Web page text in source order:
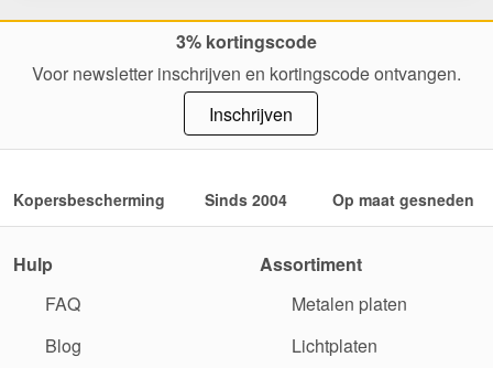
3% kortingscode
Voor newsletter inschrijven en kortingscode ontvangen.
Inschrijven
Kopersbescherming Sinds 2004 Op maat gesneden
Hulp
FAQ
Blog
Assortiment
Metalen platen
Lichtplaten